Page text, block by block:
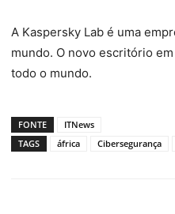
A Kaspersky Lab é uma
mundo. O novo escritório
todo o mundo.
FONTE
ITNews
TAGS
áfrica Cibersegurança